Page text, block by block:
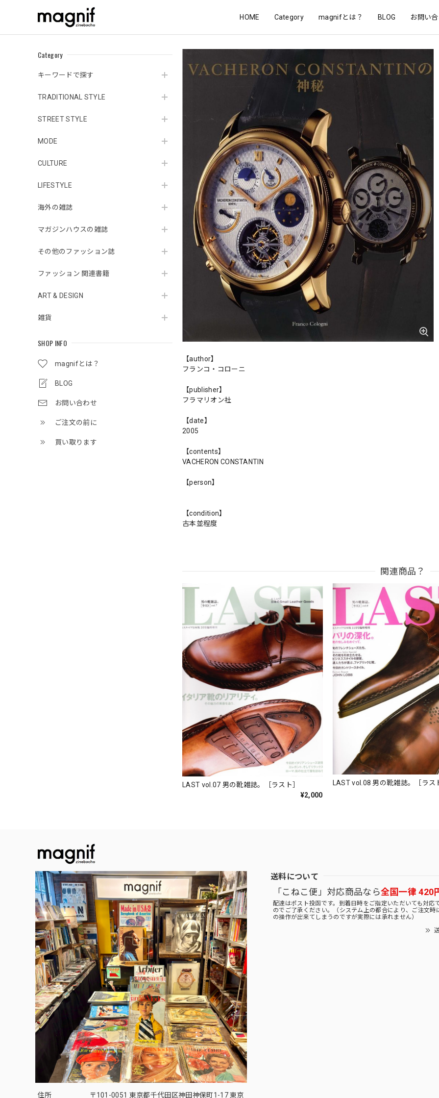
HOME Category magnifとは？ BLOG お問い
Category
キーワードで探す
TRADITIONAL STYLE
STREET STYLE
MODE
CULTURE
LIFESTYLE
海外の雑誌
マガジンハウスの雑誌
その他のファッション誌
ファッション 関連書籍
ART & DESIGN
雑貨
SHOP INFO
magnifとは？
BLOG
お問い合わせ
ご注文の前に
買い取ります
【author】
フランコ・コローニ
【publisher】
フラマリオン社
【date】
2005
【contents】
VACHERON CONSTANTIN
【person】
【condition】
古本並程度
関連商品？
LAST vol.07 男の靴雑誌。［ラスト］
¥2,000
LAST vol.08 男の靴雑誌。［ラ
住所 〒101-0051 東京都千代田区神田神保町1-17 東京
送料について
「こねこ便」対応商品なら全国一律 420
配達はポスト投函です。到着日時をご指定いただいても対応
のでご了承ください。（システム上の都合により、ご注文時
の操作が出来てしまうのですが実際には承れません）